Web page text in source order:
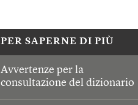
PER SAPERNE DI PIÙ
Avvertenze per la
consultazione del dizionario